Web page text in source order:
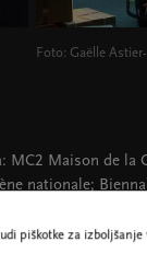
Foto: Gaëlle
MC2 Maison de la
nationale;
Théâtre
Créteil-
piškotke za izboljšanje